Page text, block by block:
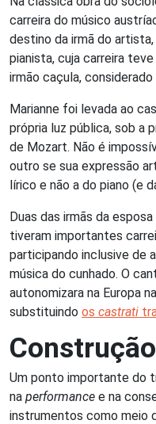
carreira do músico
destino da irmã do
pianista, cuja carreira
irmão caçula,
Marianne foi levada ao
própria luz pública, sob a
de Mozart. Não é
outro se sua expressão
lírico e não a do piano (e
Duas das irmãs da
tiveram importantes
participando inclusive de
música do cunhado. O
autonomizara na Europa
substituindo os castrati
Um ponto importante do
na performance e na
instrumentos como meio